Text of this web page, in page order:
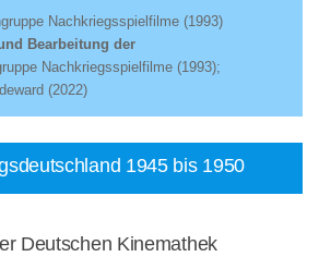
Nachkriegsspielfilme (1993)
Bearbeitung der
Nachkriegsspielfilme (1993);
(2022)
1945 bis 1950
Deutschen Kinemathek